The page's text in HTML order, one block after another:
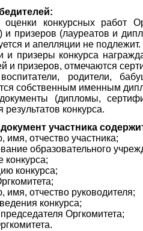
оценки конкурсных работ
и призеров (лауреатов и
и апелляции не подлежит.
и призеры конкурса
и призеров, отмечаются
воспитатели, родители,
собственным именным
(дипломы,
конкурса.
участника
отчество участника;
образовательного
конкурса;
конкурса;
отчество руководителя;
конкурса;
Оргкомитета;